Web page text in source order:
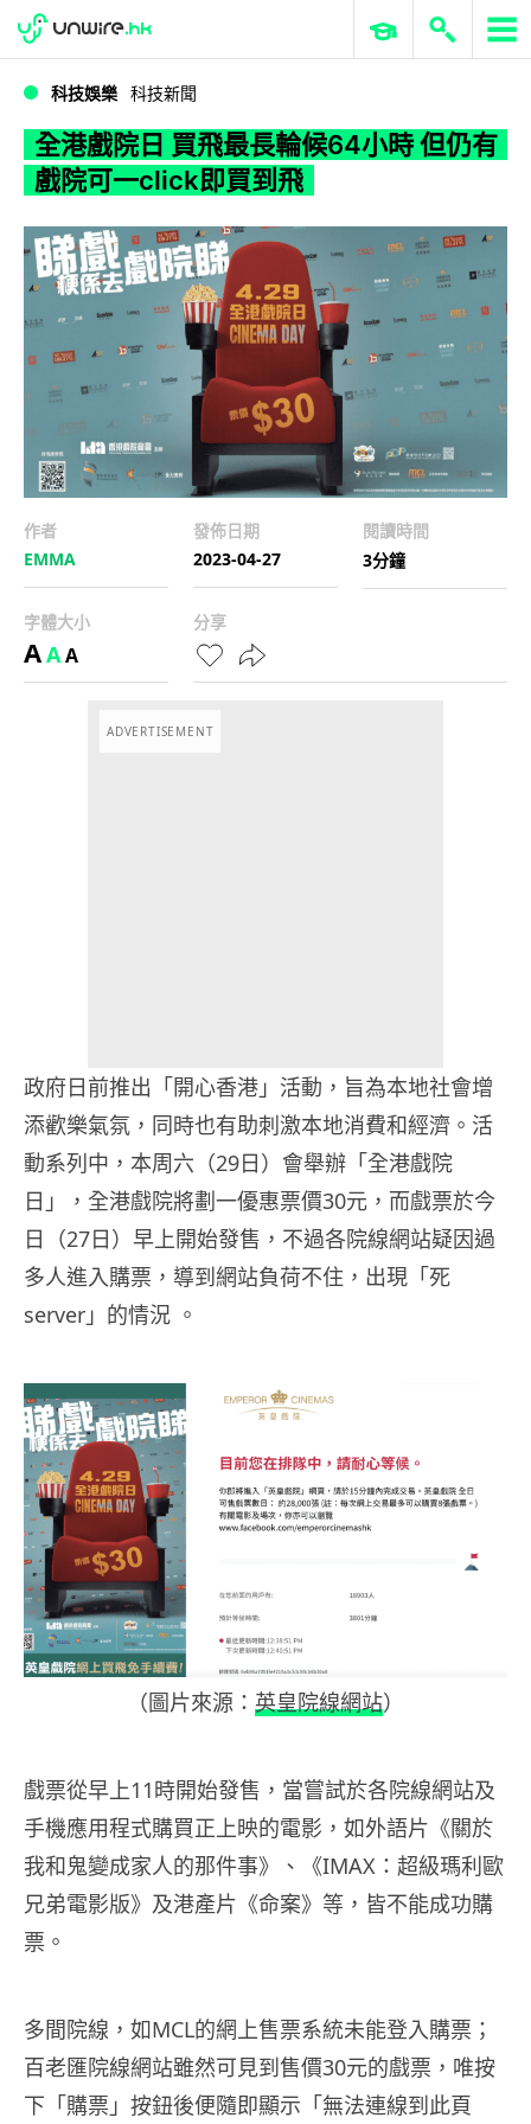
WWDC 2026 ERP 與商業 AI
科技娛樂 科技新聞
全港戲院日 買飛最長輪候64小時 但仍有
戲院可一click即買到飛
作者
EMMA
發佈日期
2023-04-27
閱讀時間
3分鐘
字體大小
AAA
分享
ADVERTISEMENT
政府日前推出「開心香港」活動，旨為本地社會增
添歡樂氣氛，同時也有助刺激本地消費和經濟。活
動系列中，本周六（29日）會舉辦「全港戲院
日」，全港戲院將劃一優惠票價30元，而戲票於今
日（27日）早上開始發售，不過各院線網站疑因過
多人進入購票，導到網站負荷不住，出現「死
server」的情況 。
（圖片來源： 英皇院線網站）
戲票從早上11時開始發售，當嘗試於各院線網站及
手機應用程式購買正上映的電影，如外語片《關於
我和鬼變成家人的那件事》、《IMAX：超級瑪利歐
兄弟電影版》及港產片《命案》等，皆不能成功購
票。
多間院線，如MCL的網上售票系統未能登入購票；
百老匯院線網站雖然可見到售價30元的戲票，唯按
下「購票」按鈕後便隨即顯示「無法連線到此頁